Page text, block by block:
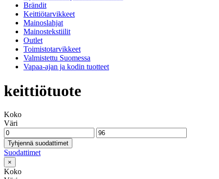
Brändit
Keittiötarvikkeet
Mainoslahjat
Mainostekstiilit
Outlet
Toimistotarvikkeet
Valmistettu Suomessa
Vapaa-ajan ja kodin tuotteet
keittiötuote
Koko
Väri
Tyhjennä suodattimet
Suodattimet
×
Koko